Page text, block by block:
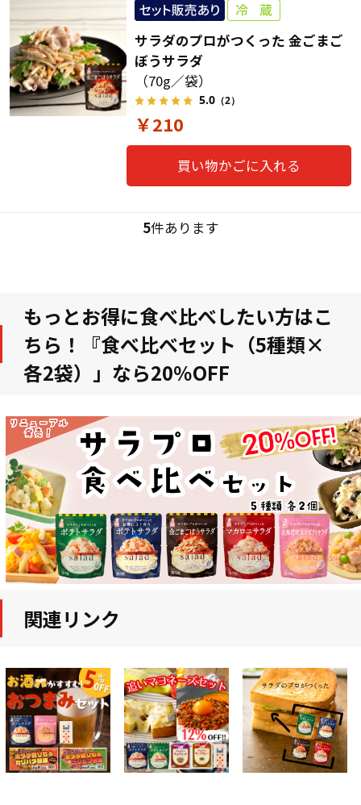
サラダのプロがつくった 金ごまご
ぼうサラダ
（70g／袋）
5.0（2）
￥210
買い物かごに入れる
5件あります
もっとお得に食べ比べしたい方はこ
ちら！『食べ比べセット（5種類×
各2袋）」なら20％OFF
関連リンク